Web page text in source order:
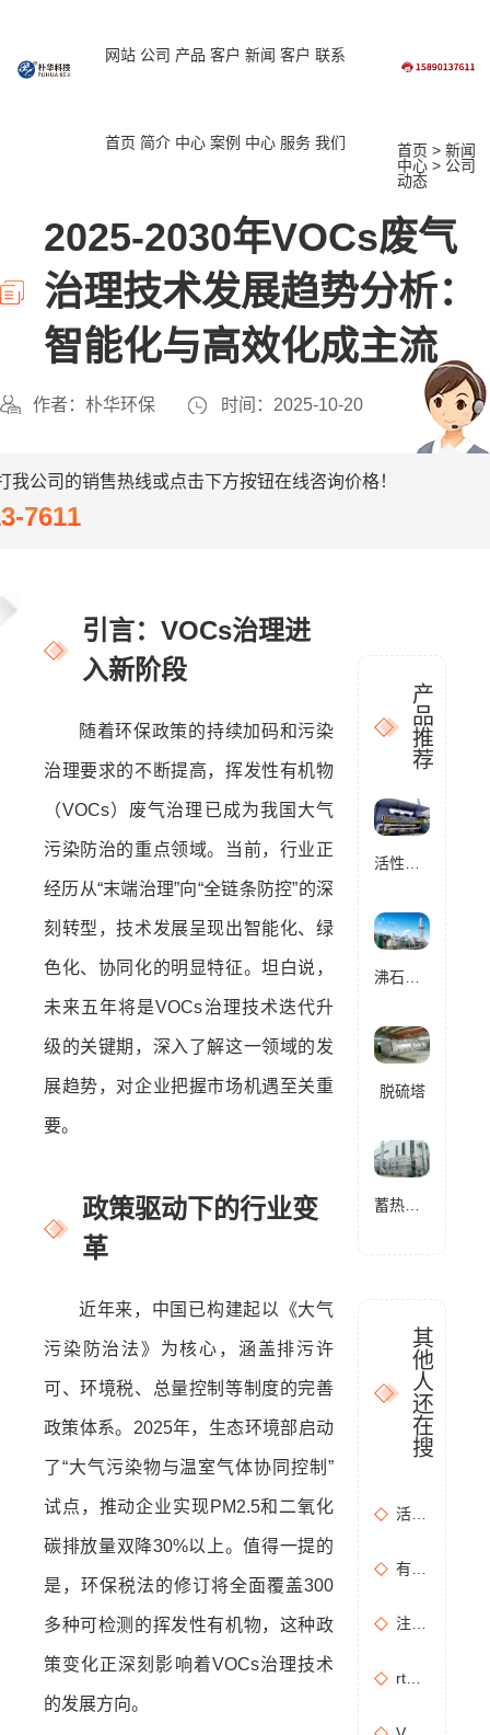
网站
首页
公司
简介
产品
中心
客户
案例
新闻
中心
客户
服务
联系
我们 首页 >新闻
中心 > 公司
动态
2025-2030年VOCs废气
治理技术发展趋势分析：
智能化与高效化成主流
作者：朴华环保 时间：2025-10-20
公司的销售热线或点击下方按钮在线咨询价格！
7611
引言：VOCs治理进
入新阶段
随着环保政策的持续加码和污染
治理要求的不断提高，挥发性有机物
（VOCs）废气治理已成为我国大气
污染防治的重点领域。当前，行业正
经历从“末端治理”向“全链条防控”的深
刻转型，技术发展呈现出智能化、绿
色化、协同化的明显特征。坦白说，
未来五年将是VOCs治理技术迭代升
级的关键期，深入了解这一领域的发
展趋势，对企业把握市场机遇至关重
要。
政策驱动下的行业变
革
近年来，中国已构建起以《大气
污染防治法》为核心，涵盖排污许
可、环境税、总量控制等制度的完善
政策体系。2025年，生态环境部启动
了“大气污染物与温室气体协同控制”
试点，推动企业实现PM2.5和二氧化
碳排放量双降30%以上。值得一提的
是，环保税法的修订将全面覆盖300
多种可检测的挥发性有机物，这种政
策变化正深刻影响着VOCs治理技术
的发展方向。
产
品
推
荐
脱硫塔
其
他
人
还
在
搜